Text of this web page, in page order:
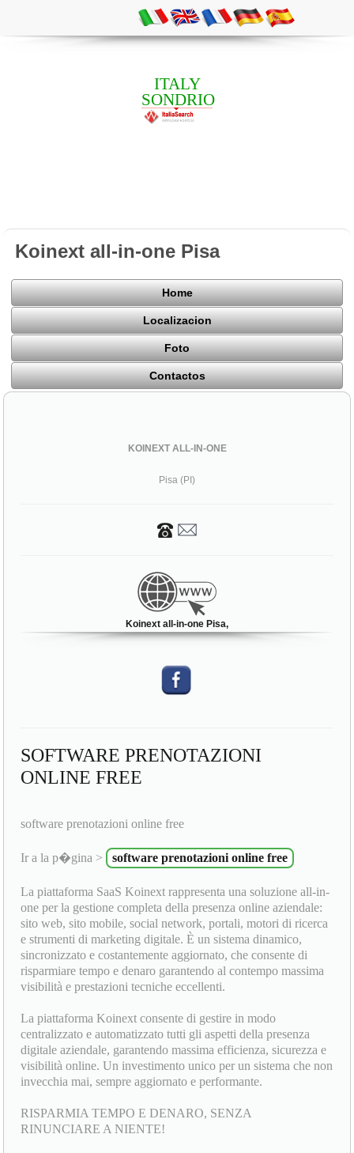
ITALY
SONDRIO
Koinext all-in-one Pisa
Home
Localizacion
Foto
Contactos
KOINEXT ALL-IN-ONE
Pisa (PI)
Koinext all-in-one Pisa,
SOFTWARE PRENOTAZIONI
ONLINE FREE
software prenotazioni online free
Ir a la p�gina > software prenotazioni online free
La piattaforma SaaS Koinext rappresenta una soluzione all-in-
one per la gestione completa della presenza online aziendale:
sito web, sito mobile, social network, portali, motori di ricerca
e strumenti di marketing digitale. È un sistema dinamico,
sincronizzato e costantemente aggiornato, che consente di
risparmiare tempo e denaro garantendo al contempo massima
visibilità e prestazioni tecniche eccellenti.
La piattaforma Koinext consente di gestire in modo
centralizzato e automatizzato tutti gli aspetti della presenza
digitale aziendale, garantendo massima efficienza, sicurezza e
visibilità online. Un investimento unico per un sistema che non
invecchia mai, sempre aggiornato e performante.
RISPARMIA TEMPO E DENARO, SENZA
RINUNCIARE A NIENTE!